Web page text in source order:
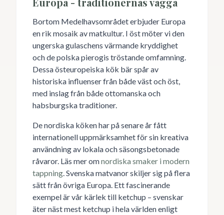
Bortom Medelhavsområdet erbjuder Europa
en rik mosaik av matkultur. I öst möter vi den
ungerska gulaschens värmande kryddighet
och de polska pierogis tröstande omfamning.
Dessa östeuropeiska kök bär spår av
historiska influenser från både väst och öst,
med inslag från både ottomanska och
habsburgska traditioner.
De nordiska köken har på senare år fått
internationell uppmärksamhet för sin kreativa
användning av lokala och säsongsbetonade
råvaror. Läs mer omnordiska smaker i modern
tappning. Svenska matvanor skiljer sig på flera
sätt från övriga Europa. Ett fascinerande
exempel är vår kärlek till ketchup – svenskar
äter näst mest ketchup i hela världen enligt